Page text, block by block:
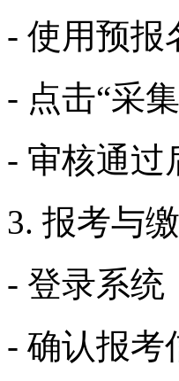
- 使用预报
- 点击“采
- 审核通过
3. 报考与
- 登录系统
- 确认报考